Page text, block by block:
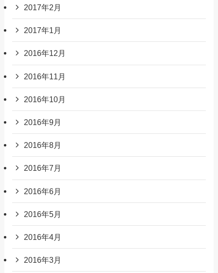
2017年2月
2017年1月
2016年12月
2016年11月
2016年10月
2016年9月
2016年8月
2016年7月
2016年6月
2016年5月
2016年4月
2016年3月